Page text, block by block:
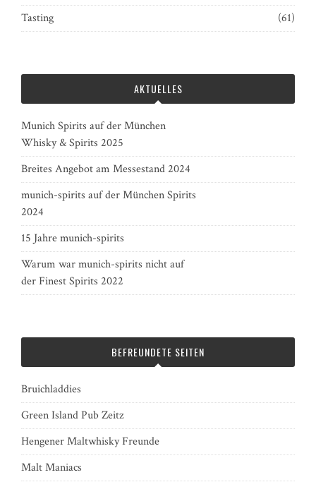
Tasting
(61)
AKTUELLES
Munich Spirits auf der München
Whisky & Spirits 2025
Breites Angebot am Messestand 2024
munich-spirits auf der München Spirits
2024
15 Jahre munich-spirits
Warum war munich-spirits nicht auf
der Finest Spirits 2022
BEFREUNDETE SEITEN
Bruichladdies
Green Island Pub Zeitz
Hengener Maltwhisky Freunde
Malt Maniacs